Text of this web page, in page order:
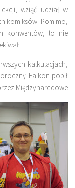
wziąć udział w
komiksów. Pomimo,
konwentów, to nie
kalkulacjach,
Falkon pobił
Międzynarodowe